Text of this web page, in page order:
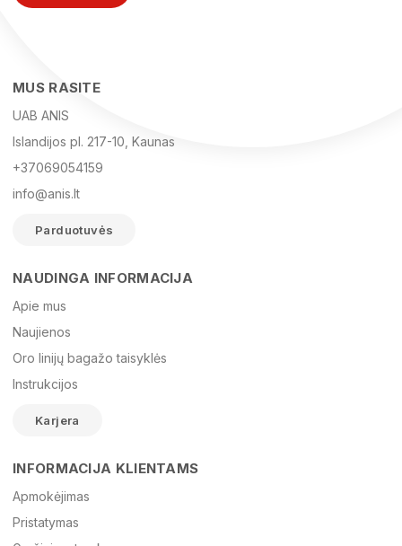
El. paštas
Žinutė
MUS RASITE
UAB ANIS
Islandijos pl. 217-10, Kaunas
+37069054159
info@anis.lt
Parduotuvės
NAUDINGA INFORMACIJA
Apie mus
Naujienos
Oro linijų bagažo taisyklės
Instrukcijos
Karjera
INFORMACIJA KLIENTAMS
Apmokėjimas
Pristatymas